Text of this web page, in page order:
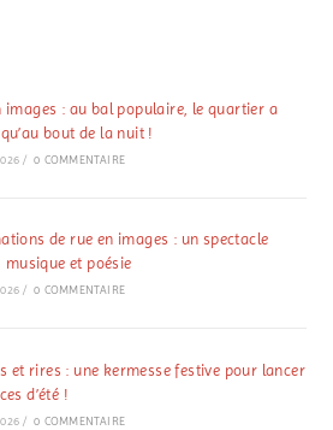
images : au bal populaire, le quartier a
bout de la nuit !
/ 0 COMMENTAIRE
de rue en images : un spectacle
musique et poésie
/ 0 COMMENTAIRE
et rires : une kermesse festive pour lancer
d’été !
/ 0 COMMENTAIRE